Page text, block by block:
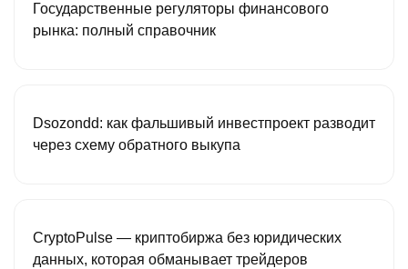
Государственные регуляторы финансового
рынка: полный справочник
Dsozondd: как фальшивый инвестпроект разводит
через схему обратного выкупа
CryptoPulse — криптобиржа без юридических
данных, которая обманывает трейдеров